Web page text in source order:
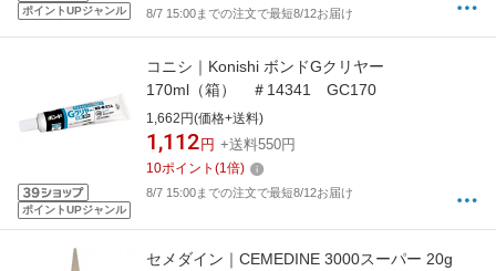
ポイントUPジャンル 8/7 15:00までの注文で最短8/12お届け
ポイントUPジャンル
コニシ｜Konishi ボンドGクリヤー
170ml（箱） ＃14341 GC170
1,662円(価格+送料)
1,112 円 +送料550円
10ポイント (1倍)
8/7 15:00までの注文で最短8/12お届け
セメダイン｜CEMEDINE 3000スーパー 20g